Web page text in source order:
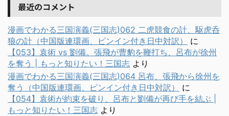
最近のコメント
漫画でわかる三国演義(三国志)062 二虎競食の計、駆虎呑
狼の計（中国版連環画、ピンイン付き日中対訳）
に
【053】袁術 vs 劉備。張飛が曹豹を鞭打ち、呂布が徐州
を奪う | もっと知りたい！三国志 より
漫画でわかる三国演義(三国志)064 呂布、張飛から徐州を
奪う（中国版連環画、ピンイン付き日中対訳）
に
【054】袁術が約束を破り、呂布と劉備が再び手を結ぶ |
もっと知りたい！三国志 より